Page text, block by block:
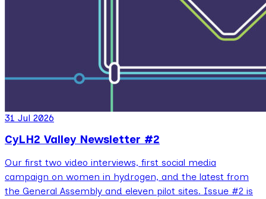
31 Jul 2026
CyLH2 Valley Newsletter #2
Our first two video interviews, first social media
campaign on women in hydrogen, and the latest from
the General Assembly and eleven pilot sites. Issue #2 is